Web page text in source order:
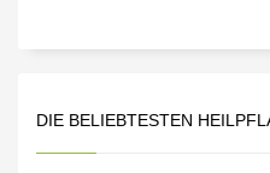
DIE BELIEBTESTEN